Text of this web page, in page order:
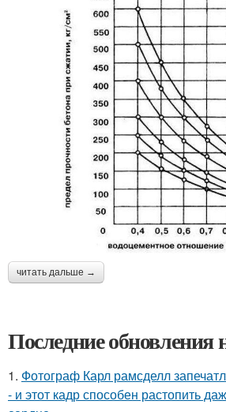
читать дальше →
Последние обновления
1. Фотограф Карл рамсделл
- и этот кадр способен растопить